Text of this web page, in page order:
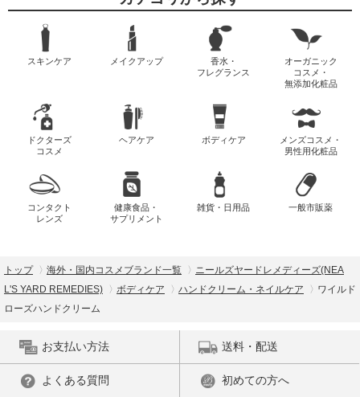
スキンケア メイクアップ
香水・
フレグランス
オーガニック
コスメ・
無添加化粧品
ドクターズ
コスメ
ヘアケア ボディケア
メンズコスメ・
男性用化粧品
コンタクト
レンズ
健康食品・
サプリメント
雑貨・日用品 一般市販薬
トップ 海外・国内コスメブランド一覧
ニールズヤードレメディーズ(NEA
L'S YARD REMEDIES)
ボディケア ハンドクリーム・ネイルケア
ワイルド
ローズハンドクリーム
お支払い方法 送料・配送
よくある質問 初めての方へ